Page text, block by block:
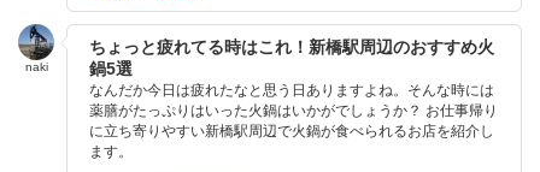
naki
ちょっと疲れてる時はこれ！新橋駅周辺のおすすめ火
鍋5選
なんだか今日は疲れたなと思う日ありますよね。そんな時には
薬膳がたっぷりはいった火鍋はいかがでしょうか？ お仕事帰り
に立ち寄りやすい新橋駅周辺で火鍋が食べられるお店を紹介し
ます。